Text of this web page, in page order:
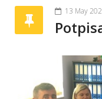
13 May